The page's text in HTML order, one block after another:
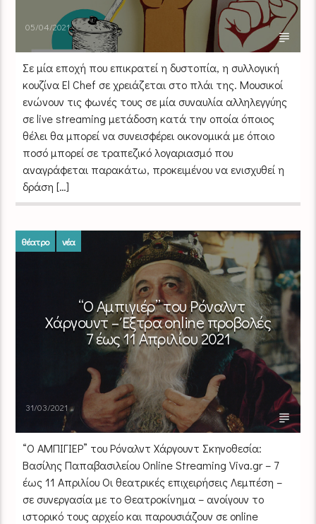
05/04/2021
Σε μία εποχή που επικρατεί η δυστοπία, η συλλογική
κουζίνα El Chef σε χρειάζεται στο πλάι της. Μουσικοί
ενώνουν τις φωνές τους σε μία συναυλία αλληλεγγύης
σε live streaming μετάδοση κατά την οποία όποιος
θέλει θα μπορεί να συνεισφέρει οικονομικά με όποιο
ποσό μπορεί σε τραπεζικό λογαριασμό που
αναγράφεται παρακάτω, προκειμένου να ενισχυθεί η
δράση […]
θέατρο νέα
“Ο Αμπιγιέρ” του Ρόναλντ
Χάργουντ – Έξτρα online προβολές
7 έως 11 Απριλίου 2021
31/03/2021
“Ο ΑΜΠΙΓΙΕΡ” του Ρόναλντ Χάργουντ Σκηνοθεσία:
Βασίλης Παπαβασιλείου Οnline Streaming Viva.gr – 7
έως 11 Απριλίου Οι θεατρικές επιχειρήσεις Λεμπέση –
σε συνεργασία με το Θεατροκίνημα – ανοίγουν το
ιστορικό τους αρχείο και παρουσιάζουν σε online